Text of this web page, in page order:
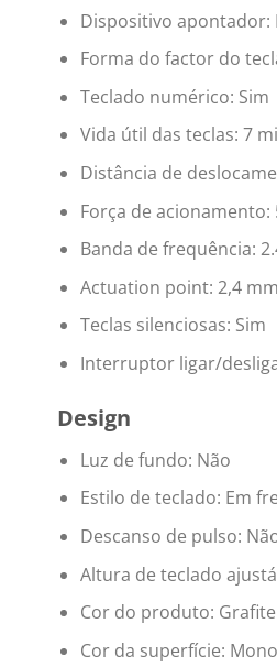
Dispositivo apontador:
Forma do factor do
Teclado numérico: Sim
Vida útil das teclas: 7
Distância de
Força de acionamento:
Banda de frequência:
Actuation point: 2,4 mm
Teclas silenciosas: Sim
Interruptor ligar/
Design
Luz de fundo: Não
Estilo de teclado: Em
Descanso de pulso:
Altura de teclado
Cor do produto: Grafite
Cor da superfície: